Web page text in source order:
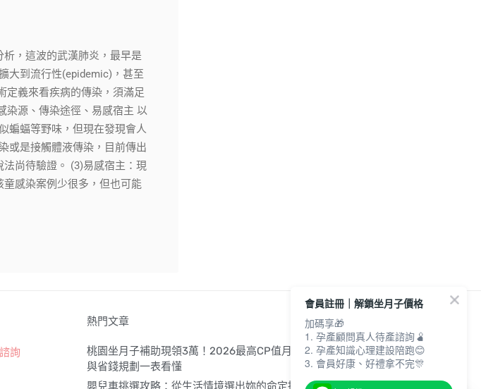
，這波的武漢肺炎，最早是
大到流行性(epidemic)，甚至
定義來看疾病的傳染，須滿足
染源、傳染途徑、易感宿主 以
蝙蝠等野味，但現在發現會人
或是接觸體液傳染，目前傳出
尚待驗證。 (3)易感宿主：現
感染案例少很多，但也可能
詢
熱門文章
桃園坐月子補助現領3萬！2026最高CP值月中清單
與省錢規劃一表看懂
嬰兒車挑選攻略：從生活情境選出妳的命定推車！
會員註冊｜解鎖坐月子價格
加碼享🎁
1. 孕產顧問真人待產諮詢🫄
2. 孕產知識心理建設陪跑😊
3. 會員好康、好禮拿不完🎊